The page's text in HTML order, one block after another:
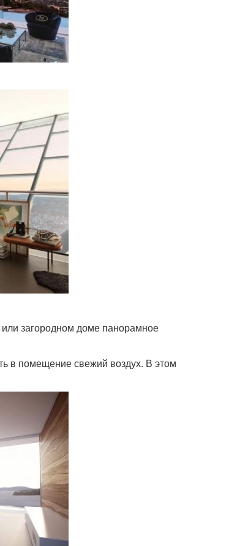
загородном доме панорамное
в помещение свежий воздух. В этом